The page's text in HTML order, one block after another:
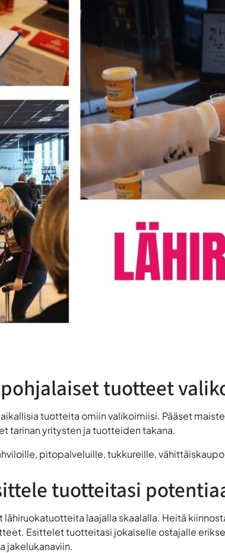
tuotteet
tuotteita omiin valikoimiisi. Pääset
tarinan yritysten ja tuotteiden takana.
pitopalveluille, tukkureille,
tuotteitasi
lähiruokatuotteita laajalla skaalalla. Heitä
Esittelet tuotteitasi jokaiselle ostajalle
jakelukanaviin.